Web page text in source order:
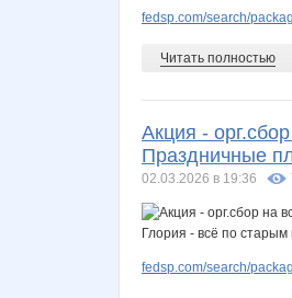
fedsp.com/search/
Читать полностью
Акция -
Праздничные
02.03.2026 в 19:36
fedsp.com/search/